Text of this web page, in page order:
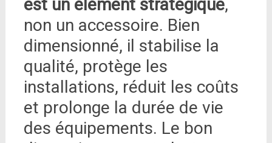
est un élément stratégique,
non un accessoire. Bien
dimensionné, il stabilise la
qualité, protège les
installations, réduit les coûts
et prolonge la durée de vie
des équipements. Le bon